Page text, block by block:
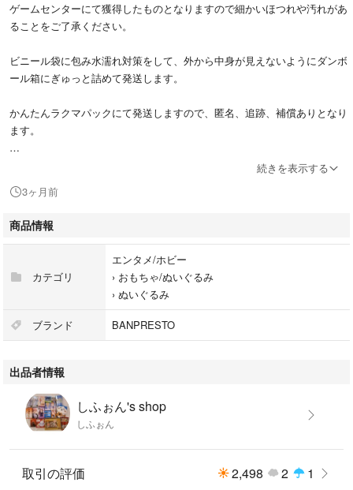
ゲームセンターにて獲得したものとなりますので細かいほつれや汚れがあ
ることをご了承ください。
ビニール袋に包み水濡れ対策をして、外から中身が見えないようにダンボ
ール箱にぎゅっと詰めて発送します。
かんたんラクマパックにて発送しますので、匿名、追跡、補償ありとなり
ます。
Natsume's Book of Friends
Nyanko-sensei
にゃんこ先生
続きを表示する
3ヶ月前
商品情報
カテゴリ
エンタメ/ホビー
› おもちゃ/ぬいぐるみ
› ぬいぐるみ
ブランド BANPRESTO
出品者情報
しふぉん's shop
しふぉん
取引の評価 2,498 2 1